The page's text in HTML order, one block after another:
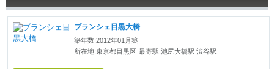
ブランシェ目黒大橋
築年数:2012年01月築
所在地:東京都目黒区 最寄駅:池尻大橋駅 渋谷駅